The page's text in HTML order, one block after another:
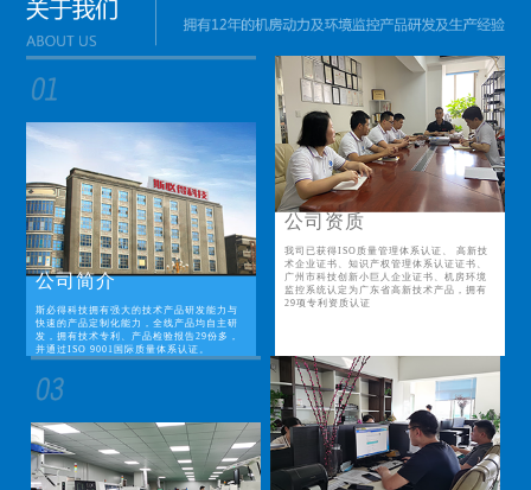
公司简介
斯必得科技拥有强大的技术产品研发能力与
快速的产品定制化能力，全线产品均自主研
发，拥有技术专利、产品检验报告29份多，
并通过ISO 9001国际质量体系认证。
公司资质
我司已获得ISO质量管理体系认证、 高新技
术企业证书、知识产权管理体系认证证书、
广州市科技创新小巨人企业证书、机房环境
监控系统认定为广东省高新技术产品，拥有
29项专利资质认证